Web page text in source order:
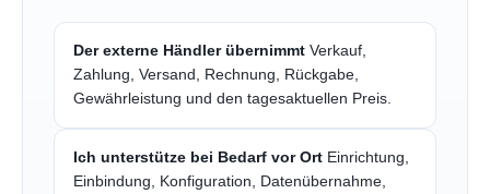
Der externe Händler übernimmt Verkauf,
Zahlung, Versand, Rechnung, Rückgabe,
Gewährleistung und den tagesaktuellen Preis.
Ich unterstütze bei Bedarf vor Ort Einrichtung,
Einbindung, Konfiguration, Datenübernahme,